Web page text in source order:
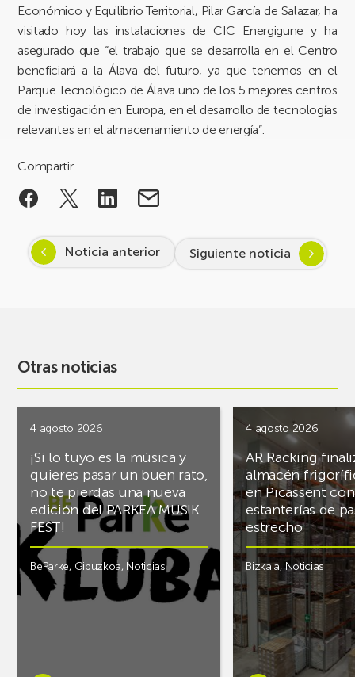
Económico y Equilibrio Territorial, Pilar García de Salazar, ha
visitado hoy las instalaciones de CIC Energigune y ha
asegurado que “el trabajo que se desarrolla en el Centro
beneficiará a la Álava del futuro, ya que tenemos en el
Parque Tecnológico de Álava uno de los 5 mejores centros
de investigación en Europa, en el desarrollo de tecnologías
relevantes en el almacenamiento de energía”.
Compartir
Noticia anterior Siguiente noticia
Otras noticias
4 agosto 2026
¡Si lo tuyo es la música y
quieres pasar un buen rato,
no te pierdas una nueva
edición del PARKEA MUSIK
FEST!
BeParke, Gipuzkoa, Noticias
4 agosto 2026
AR Racking
almacén
en Picassent con
estanterías de
estrecho
Bizkaia,Noticias